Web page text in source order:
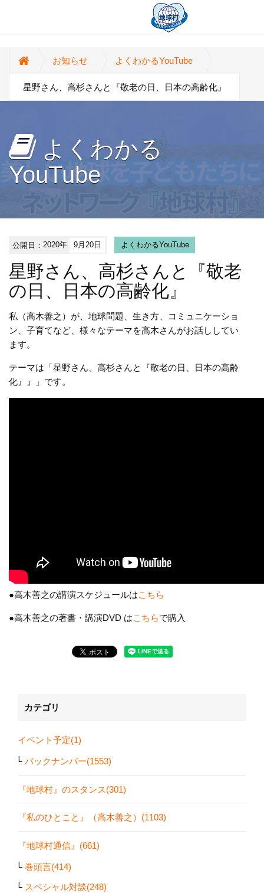
お知らせ よくわかるYouTube
星野さん、高杉さんと『敬老の日、日本の高齢化』
よくわかる
YouTube
公開日：2020年 9月20日 よくわかるYouTube
星野さん、高杉さんと『敬老
の日、日本の高齢化』
私（高木善之）が、地球問題、生き方、コミュニケーショ
ン、子育てなど、様々なテーマを高木さんがお話ししてい
ます。
テーマは「星野さん、高杉さんと『敬老の日、日本の高齢
化』』」です。
●高木善之の講演スケジュールはこちら
●高木善之の著書・講演DVD はこちらで購入
カテゴリ
イベント予定(1)
バックナンバー(1553)
『地球村』のスタンス(301)
『私のひとこと』（高木善之）(1103)
『地球村通信』(661)
巻頭言(414)
スペシャル対談(248)